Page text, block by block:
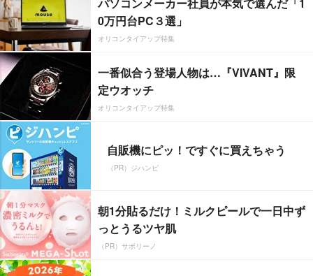
0万円台PC３選」
オリコンタイアップ特集
一番似合う登場人物は…『VIVANT』限
定ウオッチ
オリコンタイアップ特集
自販機にピッ！ですぐに買えちゃう
（PR）ジハンピ
朝1分貼るだけ！ミルクピールで一日中ず
っとうるツヤ肌
（PR）サボリーノ